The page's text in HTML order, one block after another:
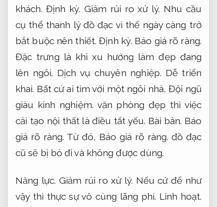
khách.Định kỳ. Giảm rủi ro xử lý. Nhu cầu
cụ thể thanh lý đồ đạc vì thế ngày càng trở
bắt buộc nên thiết.Định kỳ. Báo giá rõ ràng.
Đặc trưng là khi xu hướng làm đẹp đang
lên ngôi. Dịch vụ chuyên nghiệp. Dễ triển
khai. Bất cứ ai tìm với một ngôi nhà,Đội ngũ
giàu kinh nghiệm. văn phòng đẹp thì việc
cải tạo nội thất là điều tất yếu. Bài bản. Báo
giá rõ ràng. Từ đó, Báo giá rõ ràng. đồ đạc
cũ sẽ bị bỏ đi và không được dùng.
Năng lực. Giảm rủi ro xử lý. Nếu cứ để như
vậy thì thực sự vô cùng lãng phí. Linh hoạt.